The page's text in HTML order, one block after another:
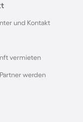
und Kontakt
vermieten
werden